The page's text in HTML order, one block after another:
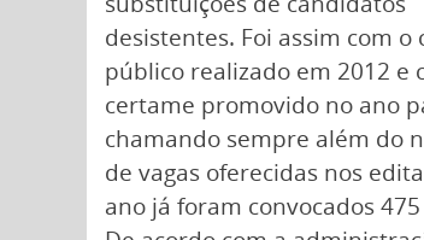
desistentes. Foi assim com o
público realizado em 2012 e
certame promovido no ano
chamando sempre além do
de vagas oferecidas nos
ano já foram convocados